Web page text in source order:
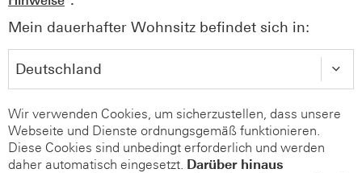
Mein dauerhafter Wohnsitz befindet sich in:
Wir verwenden Cookies, um sicherzustellen, dass unsere
Webseite und Dienste ordnungsgemäß funktionieren.
Diese Cookies sind unbedingt erforderlich und werden
daher automatisch eingesetzt. Darüber hinaus